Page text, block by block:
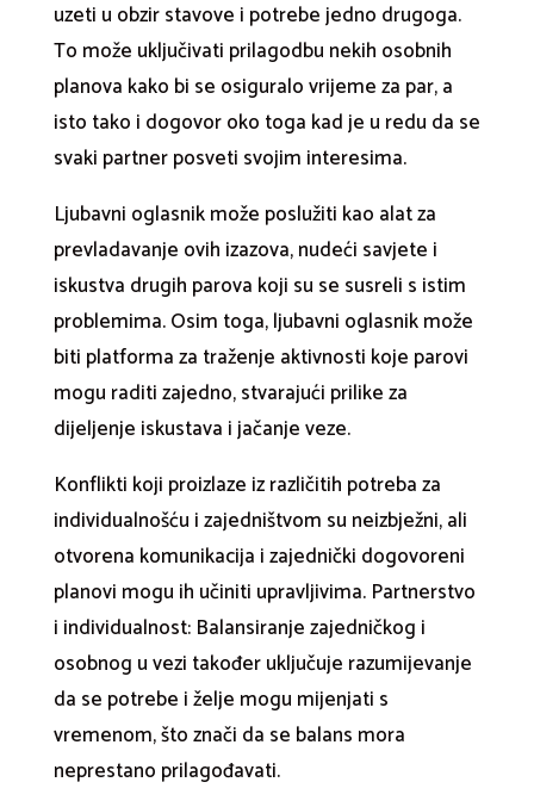
uzeti u obzir stavove i potrebe jedno drugoga.
To može uključivati prilagodbu nekih osobnih
planova kako bi se osiguralo vrijeme za par, a
isto tako i dogovor oko toga kad je u redu da se
svaki partner posveti svojim interesima.
Ljubavni oglasnik može poslužiti kao alat za
prevladavanje ovih izazova, nudeći savjete i
iskustva drugih parova koji su se susreli s istim
problemima. Osim toga, ljubavni oglasnik može
biti platforma za traženje aktivnosti koje parovi
mogu raditi zajedno, stvarajući prilike za
dijeljenje iskustava i jačanje veze.
Konflikti koji proizlaze iz različitih potreba za
individualnošću i zajedništvom su neizbježni, ali
otvorena komunikacija i zajednički dogovoreni
planovi mogu ih učiniti upravljivima. Partnerstvo
i individualnost: Balansiranje zajedničkog i
osobnog u vezi također uključuje razumijevanje
da se potrebe i želje mogu mijenjati s
vremenom, što znači da se balans mora
neprestano prilagođavati.